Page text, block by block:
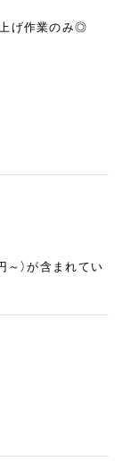
げ作業のみ◎
）が含まれてい